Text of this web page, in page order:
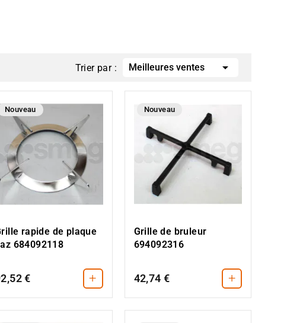
Trier par : Meilleures ventes 
Nouveau
rapide de plaque
684092118
€ +
Nouveau
Grille de bruleur
694092316
42,74 € +